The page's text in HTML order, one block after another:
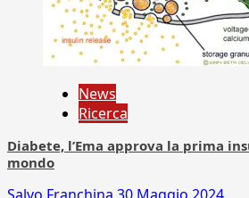
News
Ricerca
Diabete, l’Ema approva la prima
mondo